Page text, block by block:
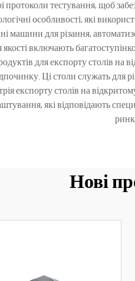
протоколи тестування, щоб
особливості, які
для різання,
включають
для експорту столів на
Ці столи служать для
експорту столів на
які відповідають
Нові